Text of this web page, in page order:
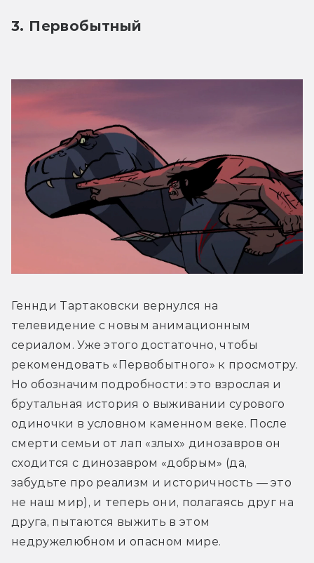
3. Первобытный
Геннди Тартаковски вернулся на
телевидение с новым анимационным
сериалом. Уже этого достаточно, чтобы
рекомендовать «Первобытного» к просмотру.
Но обозначим подробности: это взрослая и
брутальная история о выживании сурового
одиночки в условном каменном веке. После
смерти семьи от лап «злых» динозавров он
сходится с динозавром «добрым» (да,
забудьте про реализм и историчность — это
не наш мир), и теперь они, полагаясь друг на
друга, пытаются выжить в этом
недружелюбном и опасном мире.